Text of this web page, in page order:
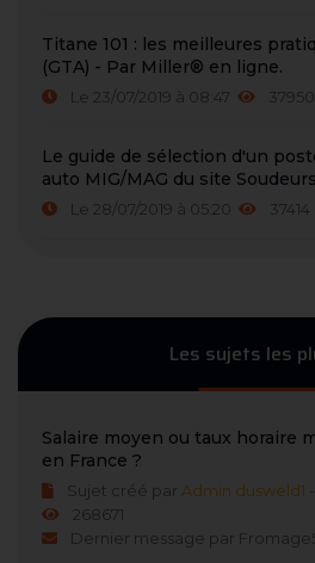
Titane 101 : les meilleures
(GTA) - Par Miller® en ligne.
Le 23/07/2019 à 08:47 37950
Le guide de sélection d'un
auto MIG/MAG du site
Le 28/07/2019 à 05:20 37414
Les sujets les
Salaire moyen ou taux horaire
en France ?
Sujet créé par Admin dusweld1
268671
Dernier message par